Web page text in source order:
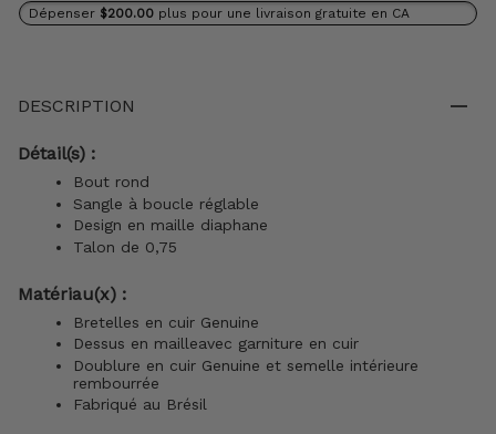
Dépenser $200.00 plus pour une livraison gratuite en CA
DESCRIPTION
Détail(s) :
Bout rond
Sangle à boucle réglable
Design en maille diaphane
Talon de 0,75
Matériau(x) :
Bretelles en cuir Genuine
Dessus en mailleavec garniture en cuir
Doublure en cuir Genuine et semelle intérieure
rembourrée
Fabriqué au Brésil